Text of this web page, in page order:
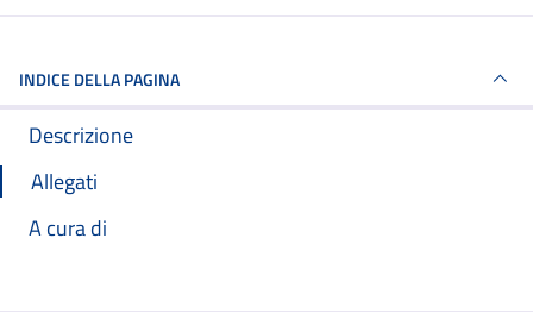
INDICE DELLA PAGINA
Descrizione
Allegati
A cura di